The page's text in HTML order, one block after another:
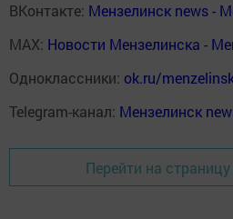
ВКонтакте: Мензелинск news -
MAX: Новости Мензелинска -
Одноклассники: ok.ru/
Telegram-канал: Мензелинск
Перейти на